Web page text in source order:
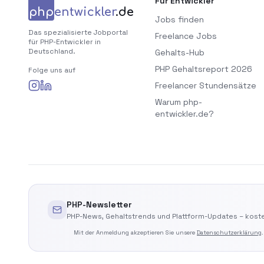
phpentwickler.de
Das spezialisierte Jobportal
für PHP-Entwickler in
Deutschland.
Folge uns auf
Jobs finden
Freelance Jobs
Gehalts-Hub
PHP Gehaltsreport 2026
Freelancer Stundensätze
Warum php-
entwickler.de?
PHP-Newsletter
PHP-News, Gehaltstrends und Plattform-Updates –
Mit der Anmeldung akzeptieren Sie unsere Datenschutzerklärung.